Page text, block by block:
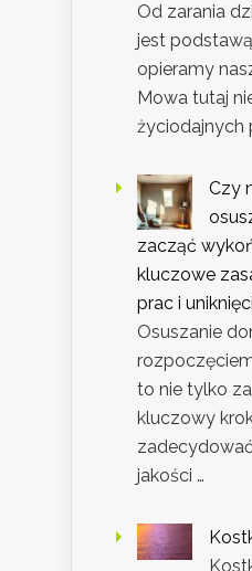
Od zarania
jest
opieramy
Mowa tutaj
życiodajnych
Czy
zacząć
kluczowe
prac i
Osuszanie
to nie tylko
kluczowy
jakości …